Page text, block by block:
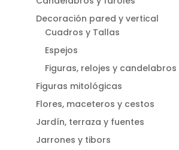
Decoración pared y vertical
Cuadros y Tallas
Espejos
Figuras, relojes y candelabros
Figuras mitológicas
Flores, maceteros y cestos
Jardín, terraza y fuentes
Jarrones y tibors